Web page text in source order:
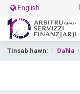
English
Tinsab hawn: Daħla